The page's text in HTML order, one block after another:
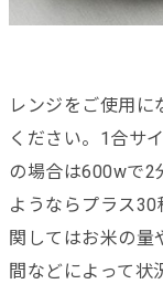
レンジをご使用に
ください。1合サ
の場合は600wで2
ようならプラス
関してはお米の量
間などによって状